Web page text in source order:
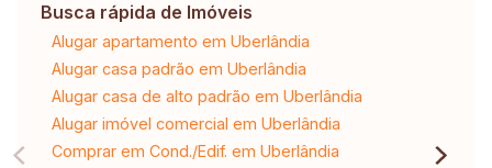
Busca rápida de Imóveis
Alugar apartamento em Uberlândia
Alugar casa padrão em Uberlândia
Alugar casa de alto padrão em Uberlândia
Alugar imóvel comercial em Uberlândia
Comprar em Cond./Edif. em Uberlândia